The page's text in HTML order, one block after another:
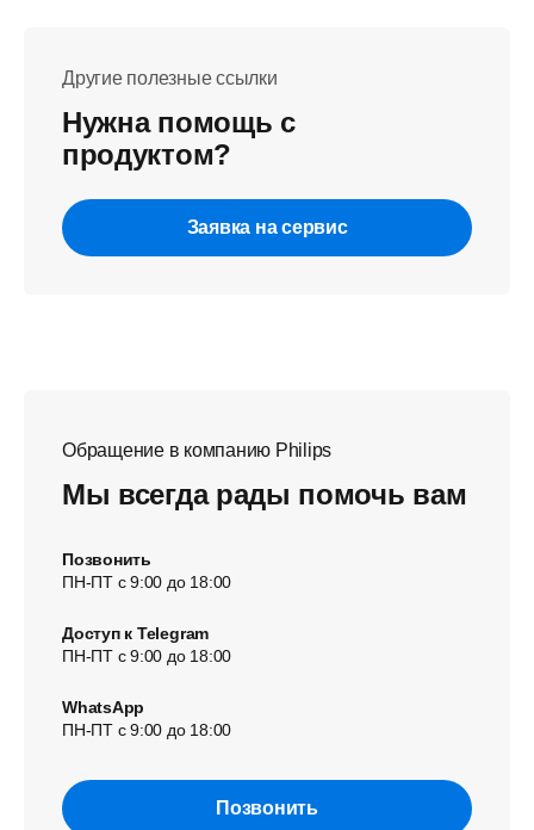
Другие полезные ссылки
Нужна помощь с
продуктом?
Заявка на сервис
Обращение в компанию Philips
Мы всегда рады помочь вам
Позвонить
ПН-ПТ с 9:00 до 18:00
Доступ к Telegram
ПН-ПТ с 9:00 до 18:00
WhatsApp
ПН-ПТ с 9:00 до 18:00
Позвонить